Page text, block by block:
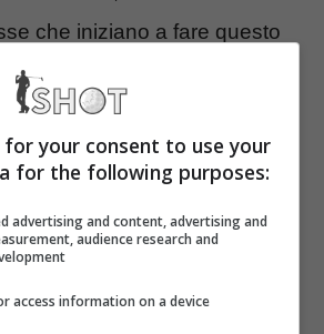
che iniziano a fare questo
Rossi, il tuo team
nell’aria da tempo, gli
attenti aspettavano soltanto
your consent to use your
for the following purposes:
advertising and content, advertising and
audience research and
access information on a device